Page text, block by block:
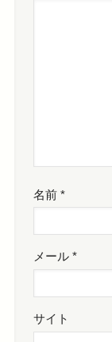
名前*
メール*
サイト